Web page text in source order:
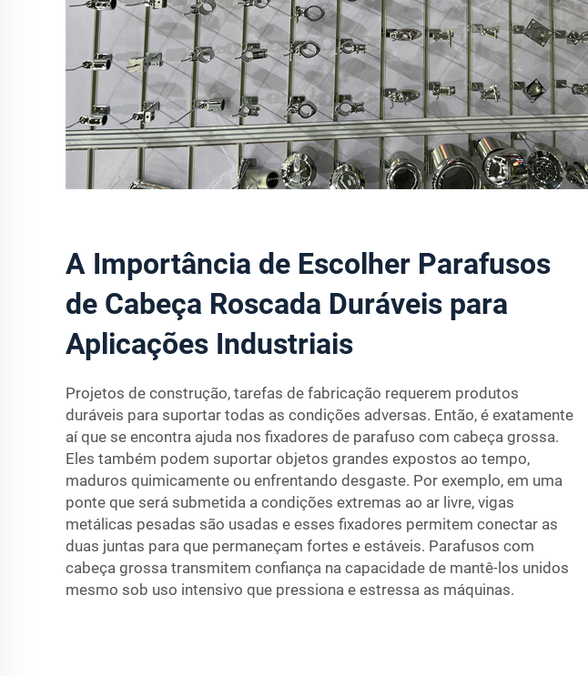
A Importância de Escolher Parafusos
de Cabeça Roscada Duráveis para
Aplicações Industriais
Projetos de construção, tarefas de fabricação requerem produtos
duráveis para suportar todas as condições adversas. Então, é exatamente
aí que se encontra ajuda nos fixadores de parafuso com cabeça grossa.
Eles também podem suportar objetos grandes expostos ao tempo,
maduros quimicamente ou enfrentando desgaste. Por exemplo, em uma
ponte que será submetida a condições extremas ao ar livre, vigas
metálicas pesadas são usadas e esses fixadores permitem conectar as
duas juntas para que permaneçam fortes e estáveis. Parafusos com
cabeça grossa transmitem confiança na capacidade de mantê-los unidos
mesmo sob uso intensivo que pressiona e estressa as máquinas.